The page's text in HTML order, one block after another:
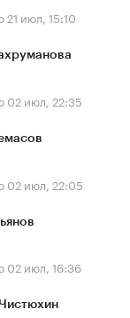
21 июл, 15:10
02 июл, 22:35
02 июл, 22:05
02 июл, 16:36